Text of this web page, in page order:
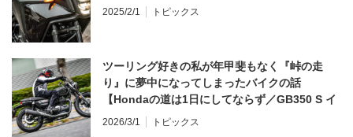
2025/2/1 トピックス
ツーリング好きの私が年甲斐もなく『峠の走
り』に夢中になってしまったバイクの話
【Hondaの道は1日にしてならず／GB350 S イ
ンプレ・レビュー 前編】
2026/3/1 トピックス